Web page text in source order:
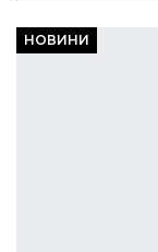
НОВИНИ